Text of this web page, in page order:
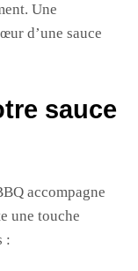
Une
d’une sauce
sauce
accompagne
une touche
: